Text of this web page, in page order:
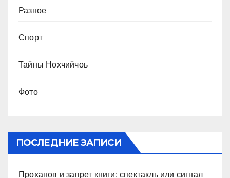
Разное
Спорт
Тайны Нохчийчоь
Фото
ПОСЛЕДНИЕ ЗАПИСИ
Проханов и запрет книги: спектакль или сигнал